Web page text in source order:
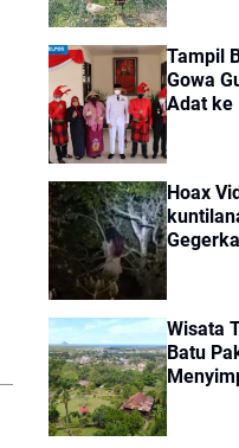
Tampil
Gowa
Adat ke
Hoax
Wisata
Batu